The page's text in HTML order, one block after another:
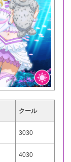
クール
3030
4030